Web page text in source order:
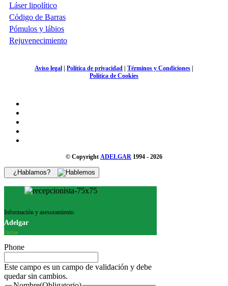
Láser lipolítico
Código de Barras
Pómulos y lábios
Rejuvenecimiento
Aviso legal | Política de privacidad | Términos y Condiciones |
Política de Cookies
© Copyright ADELGAR 1994 - 2026
¿Hablamos?
Información y asesoramiento
Adelgar
Online
Phone
Este campo es un campo de validación y debe
quedar sin cambios.